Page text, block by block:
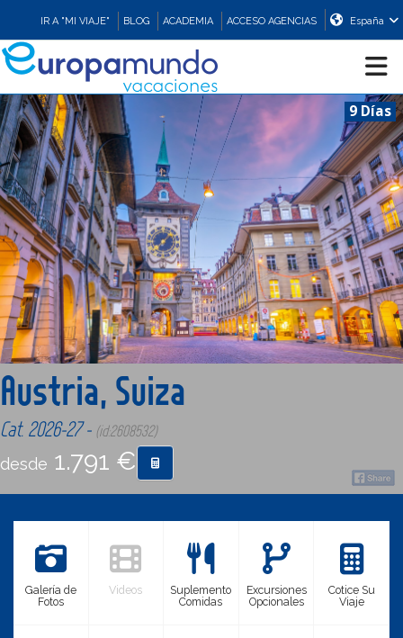
IR A "MI VIAJE" BLOG ACADEMIA ACCESO AGENCIAS España
CRUCEROS
EUROPA
ASIA
ORIENTE
PROMOCIONES
COMPRAR
CONTACTO
9 Días
Austria, Suiza
Cat. 2026-27 - (id:2608532)
desde 1.791 €
Galería de
Fotos
Videos
Suplemento
Comidas
Excursiones
Opcionales
Cotice Su
Viaje